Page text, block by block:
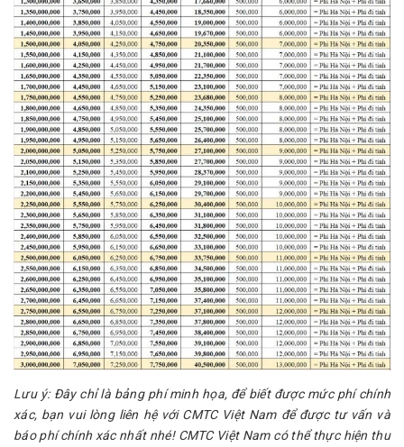
Lưu ý: Đây chỉ là bảng phí minh họa, để biết được mức phí chính
xác, bạn vui lòng liên hệ với CMTC Việt Nam để được tư vấn và
báo phí chính xác nhất nhé! CMTC Việt Nam có thể thực hiện thu